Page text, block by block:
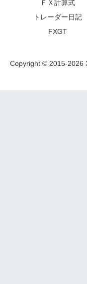
ＦＸ計算式
トレーダー日記
FXGT
Copyright © 2015-2026